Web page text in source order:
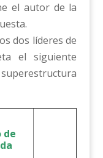
el autor de la
dos líderes de
el siguiente
de